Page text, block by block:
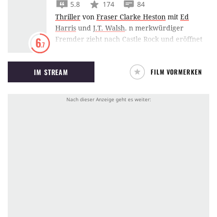
6.7
5.8 174
84
Thriller von Fraser Clarke Heston mit Ed
Harris und J.T. Walsh. n merkwürdiger
Fremder zieht nach Castle Rock und eröffnet
Leland Gaunt und ist ein äusserst charmanter,
älterer Herr, der für jeden ein offenes Ohr
hat. Doch das, was er zu verkaufen hat,
freundlichen und friedfertigen Bürgern böse,
IM STREAM FILM VORMERKEN